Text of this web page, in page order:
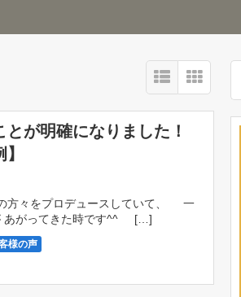
が明確になりました！
方々をプロデュースしていて、 一
あがってきた時です^^ […]
様の声